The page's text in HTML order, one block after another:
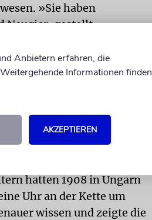
»Sie haben
Neugier, gestellt.
würde, wenn sie
dafür, ich würde es
hatten 1908 in Ungarn
Uhr an der Kette um
wissen und zeigte die
Anbietern erfahren, die
Informationen finden
AKZEPTIEREN